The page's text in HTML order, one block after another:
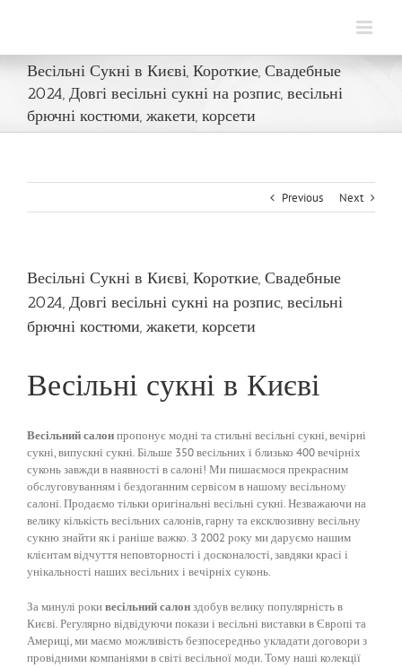
Весільні Сукні в Києві, Короткие, Свадебные
2024, Довгі весільні сукні на розпис, весільні
брючні костюми, жакети, корсети
Previous Next
Весільні Сукні в Києві, Короткие, Свадебные
2024, Довгі весільні сукні на розпис, весільні
брючні костюми, жакети, корсети
Весільні сукні в Києві
Весільний салонпропонує модні та стильні весільні сукні, вечірні
сукні, випускні сукні. Більше 350 весільних і близько 400 вечірніх
суконь завжди в наявності в салоні! Ми пишаємося прекрасним
обслуговуванням і бездоганним сервісом в нашому весільному
салоні.Продаємо тільки оригінальні весільні сукні. Незважаючи на
велику кількість весільних салонів, гарну та ексклюзивну весільну
сукню знайти як і раніше важко. З 2002 року ми даруємо нашим
клієнтам відчуття неповторності і досконалості, завдяки красі і
унікальності наших весільних і вечірніх суконь.
За минулі рокивесільний салонздобув велику популярність в
Києві. Регулярно відвідуючи покази і весільні виставки в Європі та
Америці, ми маємо можливість безпосередньо укладати договори з
провідними компаніями в світі весільної моди. Тому наші колекції